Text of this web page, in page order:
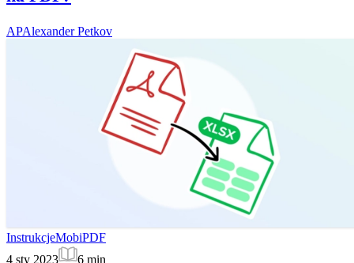
APAlexander Petkov
InstrukcjeMobiPDF
4 sty 2023
6 min